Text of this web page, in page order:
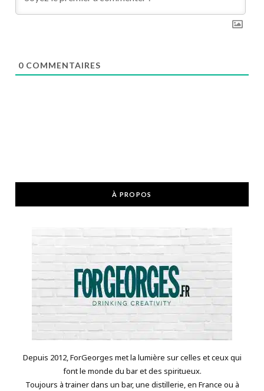
0 COMMENTAIRES
À PROPOS
Depuis 2012, ForGeorges met la lumière sur celles et ceux qui
font le monde du bar et des spiritueux.
Toujours à trainer dans un bar, une distillerie, en France ou à